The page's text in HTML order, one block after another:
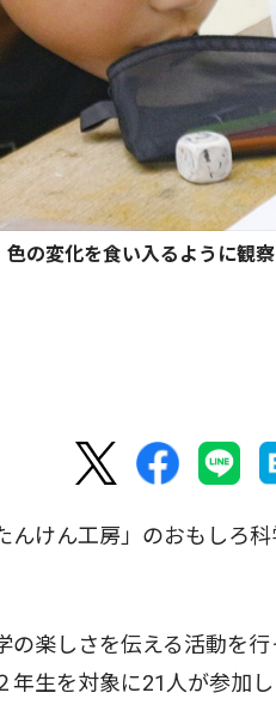
色の変化を食い入るように観
けん工房」のおもしろ
楽しさを伝える活動を
生を対象に21人が参加し